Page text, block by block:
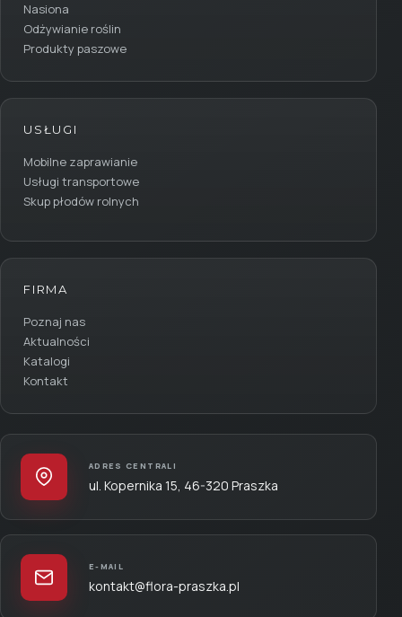
Nasiona
Odżywianie roślin
Produkty paszowe
USŁUGI
Mobilne zaprawianie
Usługi transportowe
Skup płodów rolnych
FIRMA
Poznaj nas
Aktualności
Katalogi
Kontakt
ADRES CENTRALI
ul. Kopernika 15, 46-320 Praszka
E-MAIL
kontakt@flora-praszka.pl